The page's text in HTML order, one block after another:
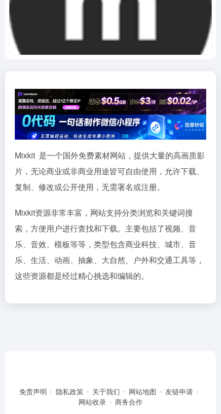
Mixkit 是一个国外免费素材网站，提供大量的高画质影
片，无论商业或非商业用途皆可自由使用，允许下载、
复制、修改或公开使用，无需署名或注册。
Mixkit资源非常丰富，网站支持分类浏览和关键词搜
索，方便用户进行查找和下载。主要包括了视频、音
乐、音效、模板等等，类型包含商业科技、城市、音
乐、生活、动画、抽象、大自然、户外和交通工具等，
这些资源都是经过精心挑选和编辑的。
免责声明 隐私政策 关于我们 网站地图
友链申请
网站收录
商务合作